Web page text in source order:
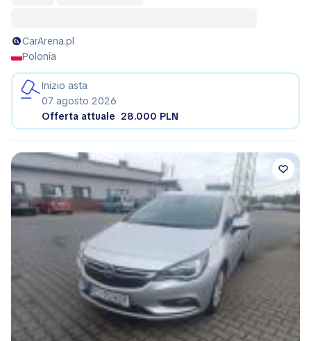
CarArena.pl
Polonia
Inizio asta
07 agosto 2026
Offerta attuale 28.000 PLN